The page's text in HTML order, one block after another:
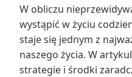
W obliczu
wystąpić w życiu
staje się jednym z
naszego życia. W
strategie i środki